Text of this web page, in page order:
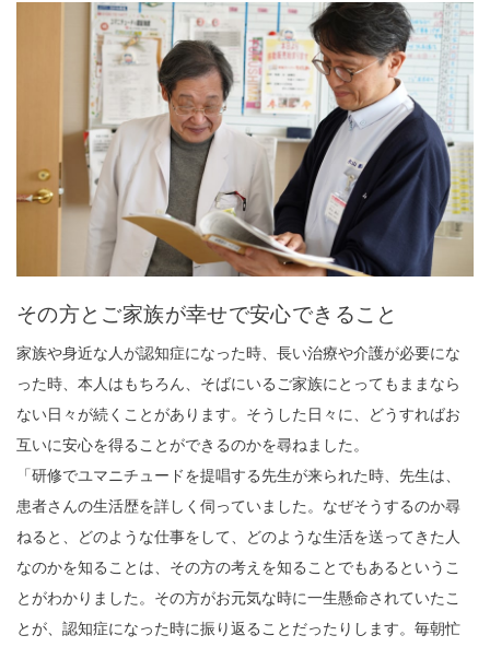
その方とご家族が幸せで安心できること
家族や身近な人が認知症になった時、長い治療や介護が必要にな
った時、本人はもちろん、そばにいるご家族にとってもままなら
ない日々が続くことがあります。そうした日々に、どうすればお
互いに安心を得ることができるのかを尋ねました。
「研修でユマニチュードを提唱する先生が来られた時、先生は、
患者さんの生活歴を詳しく伺っていました。なぜそうするのか尋
ねると、どのような仕事をして、どのような生活を送ってきた人
なのかを知ることは、その方の考えを知ることでもあるというこ
とがわかりました。その方がお元気な時に一生懸命されていたこ
とが、認知症になった時に振り返ることだったりします。毎朝忙